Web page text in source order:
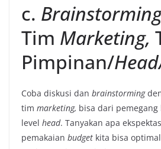
c.
Tim Marketing,
Pimpinan/
Coba diskusi dan brainstorming
tim marketing, bisa dari
level head. Tanyakan apa
pemakaian budget kita bisa